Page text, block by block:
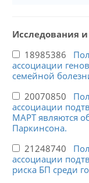
Исследования
18985386
ассоциации
семейной
20070850
ассоциации
MAPT являются
Паркинсона.
21248740
ассоциации
риска БП среди